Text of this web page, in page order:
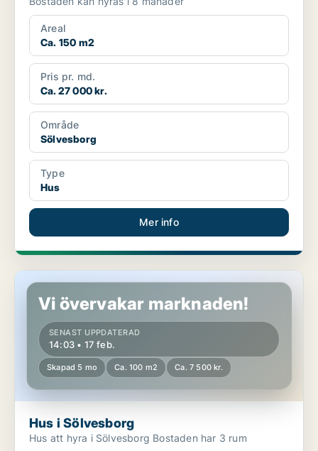
Areal
Ca. 150 m2
Pris pr. md.
Ca. 27 000 kr.
Område
Sölvesborg
Type
Hus
Mer info
Hus i Sölvesborg
Vi övervakar marknaden!
SENAST UPPDATERAD
14:03 • 17 feb.
Skapad 5 mo Ca. 100 m2 Ca. 7 500 kr.
Hus i Sölvesborg
Hus att hyra i Sölvesborg Bostaden har 3 rum